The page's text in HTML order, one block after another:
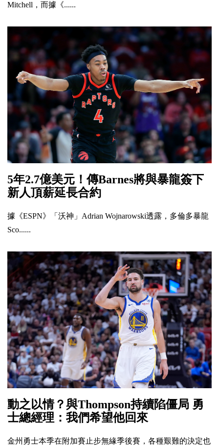
Mitchell，而據《......
5年2.7億美元！傳Barnes將與暴龍簽下
新人頂薪延長合約
據《ESPN》「沃神」Adrian Wojnarowski透露，多倫多暴龍
Sco......
動之以情？與Thompson持續陷僵局 勇
士總經理：我們希望他回來
金州勇士本季在附加賽止步無緣季後賽，各種艱難的決定也